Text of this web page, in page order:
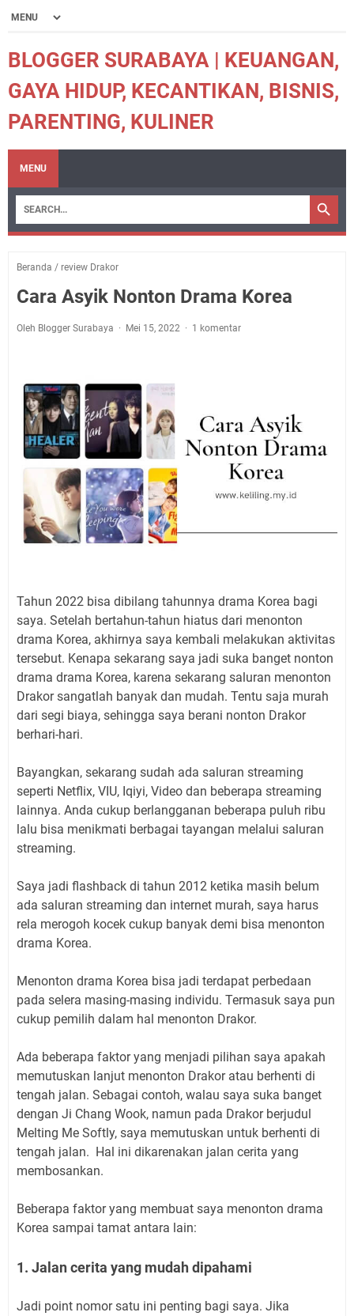
BLOGGER SURABAYA | KEUANGAN,
GAYA HIDUP, KECANTIKAN, BISNIS,
PARENTING, KULINER
MENU
Beranda / review Drakor
Cara Asyik Nonton Drama Korea
Oleh Blogger Surabaya Mei 15, 2022 1 komentar
Tahun 2022 bisa dibilang tahunnya drama Korea bagi
saya. Setelah bertahun-tahun hiatus dari menonton
drama Korea, akhirnya saya kembali melakukan aktivitas
tersebut. Kenapa sekarang saya jadi suka banget nonton
drama drama Korea, karena sekarang saluran menonton
Drakor sangatlah banyak dan mudah. Tentu saja murah
dari segi biaya, sehingga saya berani nonton Drakor
berhari-hari.
Bayangkan, sekarang sudah ada saluran streaming
seperti Netflix, VIU, Iqiyi, Video dan beberapa streaming
lainnya. Anda cukup berlangganan beberapa puluh ribu
lalu bisa menikmati berbagai tayangan melalui saluran
streaming.
Saya jadi flashback di tahun 2012 ketika masih belum
ada saluran streaming dan internet murah, saya harus
rela merogoh kocek cukup banyak demi bisa menonton
drama Korea.
Menonton drama Korea bisa jadi terdapat perbedaan
pada selera masing-masing individu. Termasuk saya pun
cukup pemilih dalam hal menonton Drakor.
Ada beberapa faktor yang menjadi pilihan saya apakah
memutuskan lanjut menonton Drakor atau berhenti di
tengah jalan. Sebagai contoh, walau saya suka banget
dengan Ji Chang Wook, namun pada Drakor berjudul
Melting Me Softly, saya memutuskan untuk berhenti di
tengah jalan. Hal ini dikarenakan jalan cerita yang
membosankan.
Beberapa faktor yang membuat saya menonton drama
Korea sampai tamat antara lain:
1. Jalan cerita yang mudah dipahami
Jadi point nomor satu ini penting bagi saya. Jika